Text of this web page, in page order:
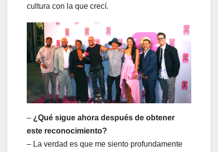
cultura con la que crecí.
– ¿Qué sigue ahora después de obtener
este reconocimiento?
– La verdad es que me siento profundamente